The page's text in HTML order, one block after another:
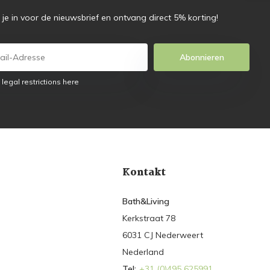
je in voor de nieuwsbrief en ontvang direct 5% korting!
Abonnieren
legal restrictions here
Kontakt
Bath&Living
Kerkstraat 78
6031 CJ Nederweert
Nederland